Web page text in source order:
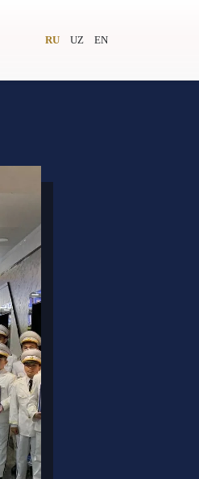
RU UZ EN